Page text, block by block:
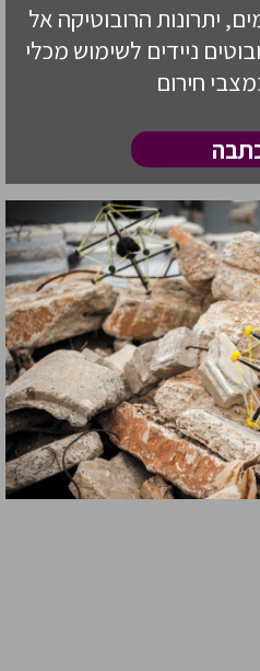
יתרונות הרובוטיקה אל
ניידים לשימוש מכלי
חירום